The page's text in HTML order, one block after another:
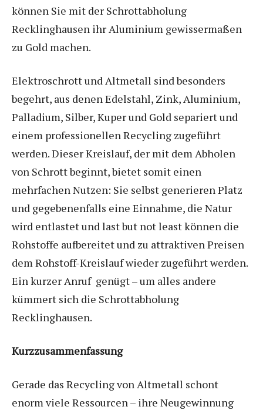
können Sie mit der Schrottabholung
Recklinghausen ihr Aluminium gewissermaßen
zu Gold machen.
Elektroschrott und Altmetall sind besonders
begehrt, aus denen Edelstahl, Zink, Aluminium,
Palladium, Silber, Kuper und Gold separiert und
einem professionellen Recycling zugeführt
werden. Dieser Kreislauf, der mit dem Abholen
von Schrott beginnt, bietet somit einen
mehrfachen Nutzen: Sie selbst generieren Platz
und gegebenenfalls eine Einnahme, die Natur
wird entlastet und last but not least können die
Rohstoffe aufbereitet und zu attraktiven Preisen
dem Rohstoff-Kreislauf wieder zugeführt werden.
Ein kurzer Anruf genügt – um alles andere
kümmert sich die Schrottabholung
Recklinghausen.
Kurzzusammenfassung
Gerade das Recycling von Altmetall schont
enorm viele Ressourcen – ihre Neugewinnung